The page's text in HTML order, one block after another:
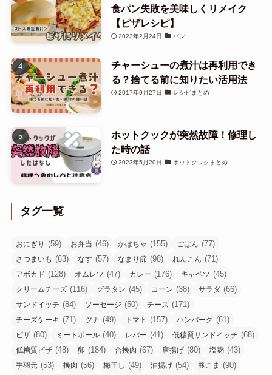
食パン失敗を美味しくリメイク
【ピザレシピ】
2023年2月24日 パン
チャーシューの煮汁は再利用でき
る？捨てる前に知りたい活用法
2017年9月27日 レシピまとめ
ホットクックが突然故障！修理し
た時の話
2023年5月20日 ホットクックまとめ
タグ一覧
おにぎり (59) お弁当 (46) かぼちゃ (155) ごはん (77)
さつまいも (63) なす (57) なまり節 (98) れんこん (71)
アボカド (128) オムレツ (47) カレー (176) キャベツ (45)
クリームチーズ (116) グラタン (45) コーン (38) サラダ (66)
サンドイッチ (84) ソーセージ (50) チーズ (171)
チーズケーキ (71) ツナ (49) トマト (157) ハンバーグ (61)
ピザ (80) ミートボール (40) レバー (41) 低糖質サンドイッチ (68)
低糖質ピザ (48) 卵 (184) 合挽肉 (67) 唐揚げ (80) 塩麹 (43)
手羽元 (53) 挽肉 (56) 梅干し (49) 油揚げ (54) 豚こま (90)